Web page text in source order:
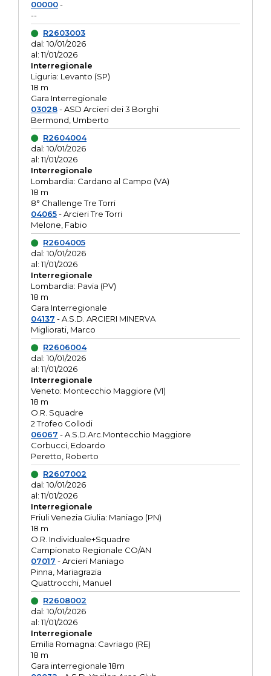
00000-
--
R2603003
dal: 10/01/2026
al: 11/01/2026
Interregionale
Liguria: Levanto (SP)
18 m
Gara Interregionale
03028- ASD Arcieri dei 3 Borghi
Bermond, Umberto
R2604004
dal: 10/01/2026
al: 11/01/2026
Interregionale
Lombardia: Cardano al Campo (VA)
18 m
8° Challenge Tre Torri
04065- Arcieri Tre Torri
Melone, Fabio
R2604005
dal: 10/01/2026
al: 11/01/2026
Interregionale
Lombardia: Pavia (PV)
18 m
Gara Interregionale
04137 - A.S.D. ARCIERI MINERVA
Migliorati, Marco
R2606004
dal: 10/01/2026
al: 11/01/2026
Interregionale
Veneto: Montecchio Maggiore (VI)
18 m
O.R. Squadre
2 Trofeo Collodi
06067 - A.S.D.Arc.Montecchio Maggiore
Corbucci, Edoardo
Peretto, Roberto
R2607002
dal: 10/01/2026
al: 11/01/2026
Interregionale
Friuli Venezia Giulia: Maniago (PN)
18 m
O.R. Individuale+Squadre
Campionato Regionale CO/AN
07017 - Arcieri Maniago
Pinna, Mariagrazia
Quattrocchi, Manuel
R2608002
dal: 10/01/2026
al: 11/01/2026
Interregionale
Emilia Romagna: Cavriago (RE)
18 m
Gara interregionale 18m